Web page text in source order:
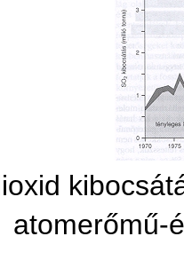
atomerőmű-